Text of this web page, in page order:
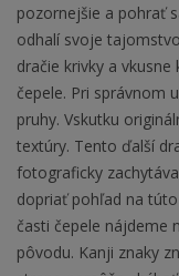
pozornejšie a pohrať
odhalí svoje
dračie krivky a
čepele. Pri správnom
pruhy. Vskutku
textúry. Tento ďalší
fotograficky
dopriať pohľad na
časti čepele nájdeme
pôvodu. Kanji znaky